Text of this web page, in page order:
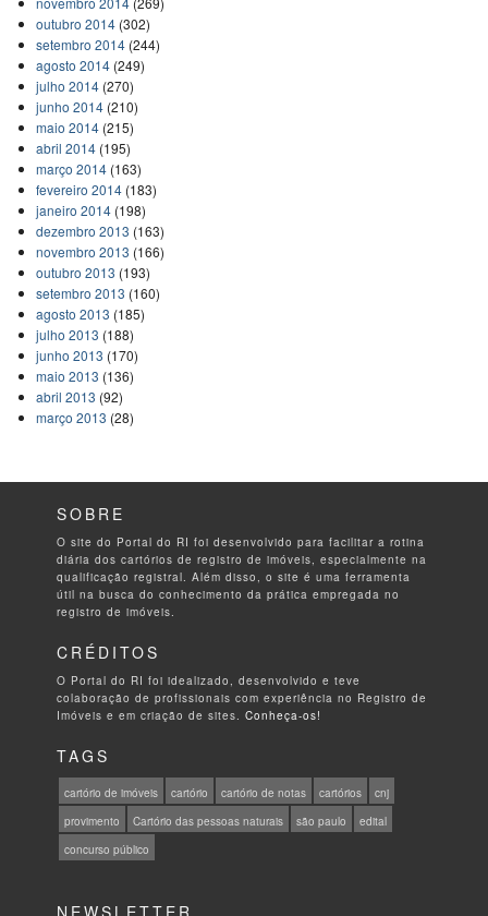
outubro 2014(302)
setembro 2014(244)
agosto 2014(249)
julho 2014(270)
junho 2014(210)
maio 2014(215)
abril 2014(195)
março 2014(163)
fevereiro 2014(183)
janeiro 2014(198)
dezembro 2013 (163)
novembro 2013 (166)
outubro 2013 (193)
setembro 2013 (160)
agosto 2013 (185)
julho 2013 (188)
junho 2013 (170)
maio 2013 (136)
abril 2013 (92)
março 2013 (28)
SOBRE
O site do Portal do RI foi desenvolvido para facilitar a rotina
diária dos cartórios de registro de imóveis, especialmente na
qualificação registral. Além disso, o site é uma ferramenta
útil na busca do conhecimento da prática empregada no
registro de imóveis.
CRÉDITOS
O Portal do RI foi idealizado, desenvolvido e teve
colaboração de profissionais com experiência no Registro de
Imóveis e em criação de sites.Conheça-os!
TAGS
cartório de imóveis cartório cartório de notas cartórios
cnj
provimento
Cartório das pessoas naturais são paulo
edital
concurso público
NEWSLETTER